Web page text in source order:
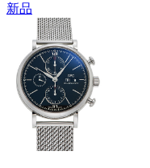
新品